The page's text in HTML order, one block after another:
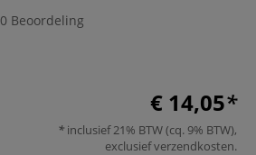
0 Beoordeling
€ 14,05
inclusief 21% BTW (cq. 9% BTW),
exclusiefverzendkosten.